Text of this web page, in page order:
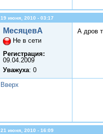
19 июня, 2010 - 03:17
МесяцевА
Не в сети
Регистрация:
09.04.2009
Уважуха: 0
А дров
Вверх
21 июня, 2010 - 16:09